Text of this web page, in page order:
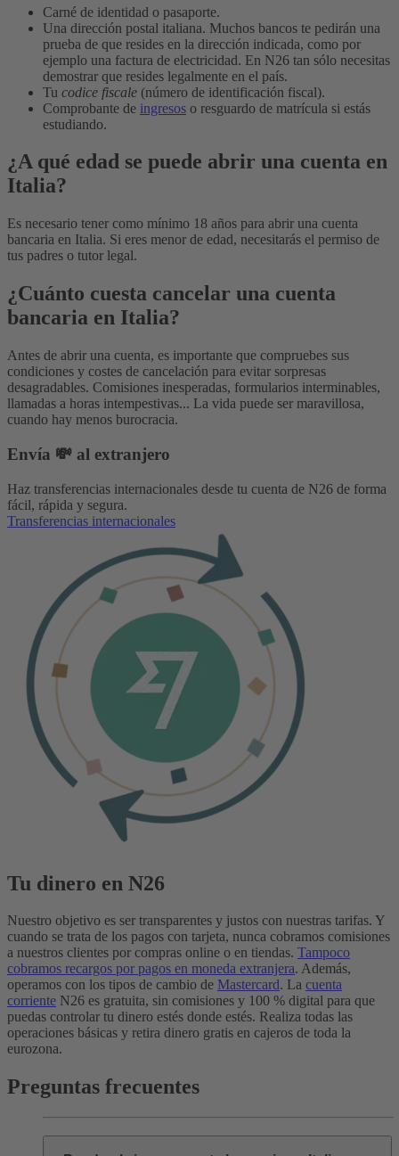
Carné de identidad o pasaporte.
Una dirección postal italiana. Muchos bancos te pedirán una
prueba de que resides en la dirección indicada, como por
ejemplo una factura de electricidad. En N26 tan sólo necesitas
demostrar que resides legalmente en el país.
Tu codice fiscale (número de identificación fiscal).
Comprobante de ingresos o resguardo de matrícula si estás
estudiando.
¿A qué edad se puede abrir una cuenta en
Italia?
Es necesario tener como mínimo 18 años para abrir una cuenta
bancaria en Italia. Si eres menor de edad, necesitarás el permiso de
tus padres o tutor legal.
¿Cuánto cuesta cancelar una cuenta
bancaria en Italia?
Antes de abrir una cuenta, es importante que compruebes sus
condiciones y costes de cancelación para evitar sorpresas
desagradables. Comisiones inesperadas, formularios interminables,
llamadas a horas intempestivas... La vida puede ser maravillosa,
cuando hay menos burocracia.
Envía 💸 al extranjero
Haz transferencias internacionales desde tu cuenta de N26 de forma
fácil, rápida y segura.
Transferencias internacionales
Tu dinero en N26
Nuestro objetivo es ser transparentes y justos con nuestras tarifas. Y
cuando se trata de los pagos con tarjeta, nunca cobramos comisiones
a nuestros clientes por compras online o en tiendas. Tampoco
cobramos recargos por pagos en moneda extranjera. Además,
operamos con los tipos de cambio de Mastercard. La cuenta
corriente N26 es gratuita, sin comisiones y 100 % digital para que
puedas controlar tu dinero estés donde estés. Realiza todas las
operaciones básicas y retira dinero gratis en cajeros de toda la
eurozona.
Preguntas frecuentes